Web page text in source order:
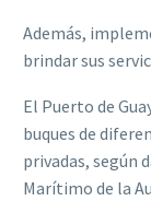
Además,
brindar sus
El Puerto de
buques de
privadas, según
Marítimo de la